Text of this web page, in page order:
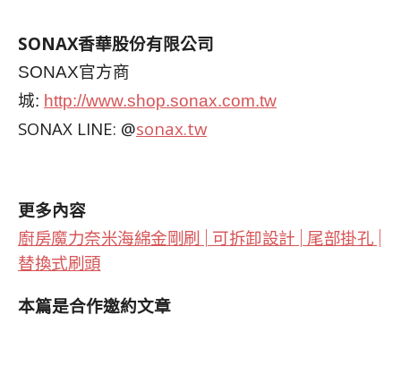
SONAX香華股份有限公司
SONAX官方商
城: http://www.shop.sonax.com.tw
SONAX LINE: @sonax.tw
更多內容
廚房魔力奈米海綿金剛刷 | 可拆卸設計 | 尾部掛孔 |
替換式刷頭
本篇是合作邀約文章